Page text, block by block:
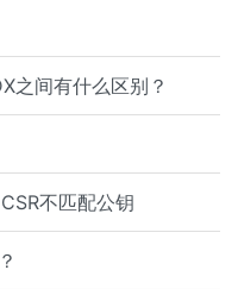
之间有什么区别？
不匹配公钥